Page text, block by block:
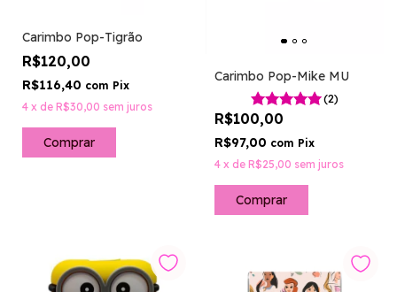
Carimbo Pop-Tigrão
R$120,00
R$116,40 com Pix
4 x de R$30,00 sem juros
Carimbo Pop-Mike MU
(2)
R$100,00
R$97,00 com Pix
4 x de R$25,00 sem juros
Comprar